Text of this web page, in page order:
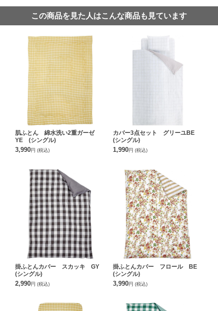
この商品を見た人はこんな商品も見ています
肌ふとん 綿水洗い2重ガーゼ
YE (シングル)
3,990円 (税込)
カバー3点セット グリーユBE
(シングル)
1,990円 (税込)
掛ふとんカバー スカッキ GY
(シングル)
2,990円 (税込)
掛ふとんカバー フロール BE
(シングル)
3,990円 (税込)